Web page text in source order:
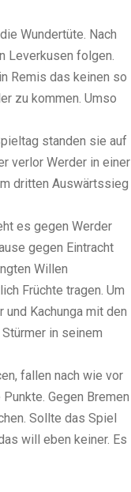
Wundertüte. Nach
Leverkusen folgen.
Remis das keinen so
zu kommen. Umso
standen sie auf
verlor Werder in einer
dritten Auswärtssieg
es gegen Werder
gegen Eintracht
Willen
Früchte tragen. Um
Kachunga mit den
in seinem
fallen nach wie vor
Gegen Bremen
Sollte das Spiel
will eben keiner. Es